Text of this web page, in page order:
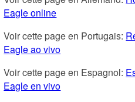
Eagle online
Voir cette page en Portugais:
Eagle ao vivo
Voir cette page en Espagnol:
Eagle en vivo